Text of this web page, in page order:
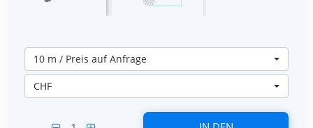
10 m / Preis auf Anfrage
CHF